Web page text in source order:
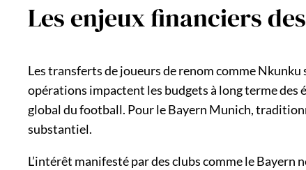
Les enjeux financiers
Les transferts de joueurs de renom comme
opérations impactent les budgets à long terme
global du football. Pour le Bayern Munich,
substantiel.
L’intérêt manifesté par des clubs comme le